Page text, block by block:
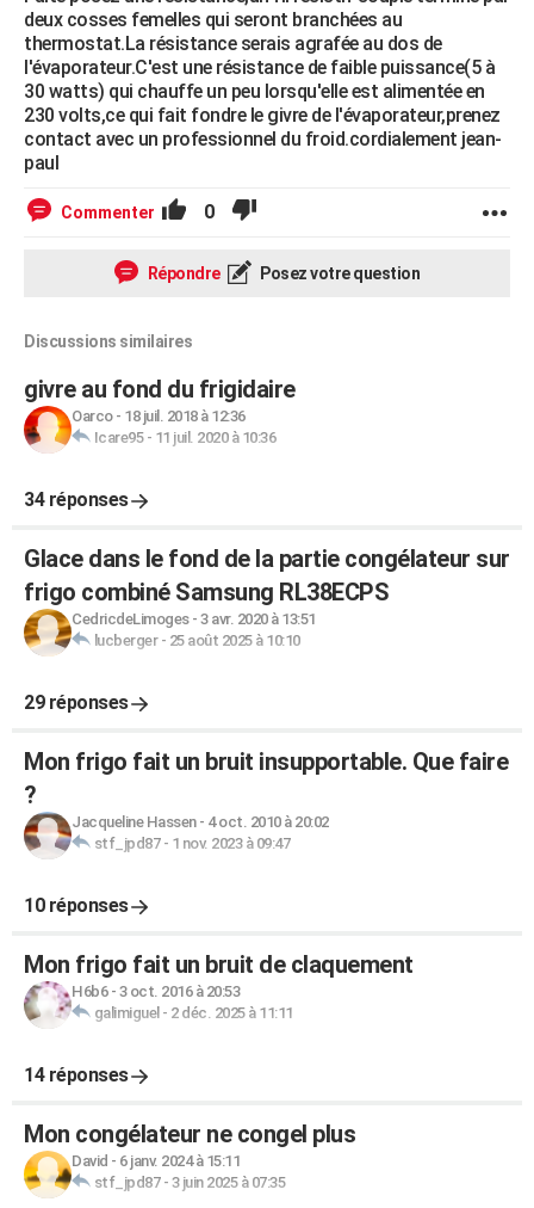
deux cosses femelles qui seront branchées au
thermostat.La résistance serais agrafée au dos de
l'évaporateur.C'est une résistance de faible puissance(5 à
30 watts) qui chauffe un peu lorsqu'elle est alimentée en
230 volts,ce qui fait fondre le givre de l'évaporateur,prenez
contact avec un professionnel du froid.cordialement jean-
paul
Commenter 0
Répondre Posez votre question
Discussions similaires
givre au fond du frigidaire
Oarco- 18 juil. 2018 à 12:36
Icare95- 11 juil. 2020 à 10:36
34 réponses
Glace dans le fond de la partie congélateur sur
frigo combiné Samsung RL38ECPS
CedricdeLimoges- 3 avr. 2020 à 13:51
lucberger- 25 août 2025 à 10:10
29 réponses
Mon frigo fait un bruit insupportable. Que faire
?
Jacqueline Hassen- 4 oct. 2010 à 20:02
stf_jpd87- 1 nov. 2023 à 09:47
10 réponses
Mon frigo fait un bruit de claquement
H6b6- 3 oct. 2016 à 20:53
galimiguel - 2 déc. 2025 à 11:11
14 réponses
Mon congélateur ne congel plus
David - 6 janv. 2024 à 15:11
stf_jpd87- 3 juin 2025 à 07:35